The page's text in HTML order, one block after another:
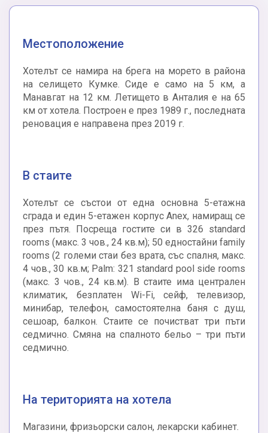
Местоположение
Хотелът се намира на брега на морето в района
на селището Кумке. Сиде е само на 5 км, а
Манавгат на 12 км. Летището в Анталия е на 65
км от хотела. Построен е през 1989 г., последната
реновация е направена през 2019 г.
В стаите
Хотелът се състои от една основна 5-етажна
сграда и един 5-етажен корпус Anex, намиращ се
през пътя. Посреща гостите си в 326 standard
rooms (макс. 3 чов., 24 кв.м); 50 едностайни family
rooms (2 големи стаи без врата, със спалня, макс.
4 чов., 30 кв.м; Palm: 321 standard pool side rooms
(макс. 3 чов., 24 кв.м). В стаите има централен
климатик, безплатен Wi-Fi, сейф, телевизор,
минибар, телефон, самостоятелна баня с душ,
сешоар, балкон. Стаите се почистват три пъти
седмично. Смяна на спалното бельо – три пъти
седмично.
На територията на хотела
Магазини, фризьорски салон, лекарски кабинет.